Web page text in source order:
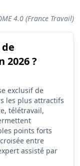
4.0 (France Travail)
2026 ?
exclusif de
les plus attractifs
télétravail,
points forts
entre
assisté par
/ Ramoneuse
(sur 10)